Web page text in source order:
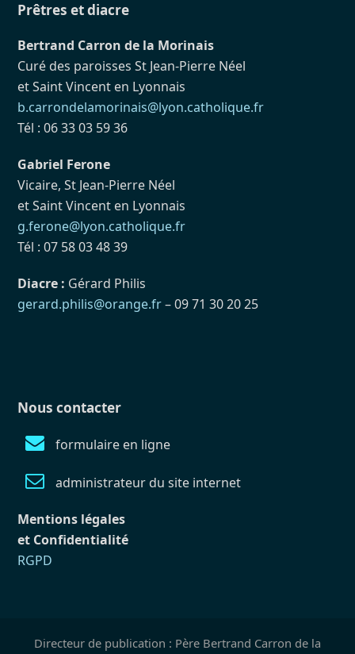
Prêtres et diacre
Bertrand Carron de la Morinais
Curé des paroisses St Jean-Pierre Néel
et Saint Vincent en Lyonnais
b.carrondelamorinais@lyon.catholique.fr
Tél : 06 33 03 59 36
Gabriel Ferone
Vicaire, St Jean-Pierre Néel
et Saint Vincent en Lyonnais
g.ferone@lyon.catholique.fr
Tél : 07 58 03 48 39
Diacre : Gérard Philis
gerard.philis@orange.fr– 09 71 30 20 25
Nous contacter
formulaire en ligne
administrateur du site internet
Mentions légales
et Confidentialité
RGPD
Directeur de publication : Père Bertrand Carron de la